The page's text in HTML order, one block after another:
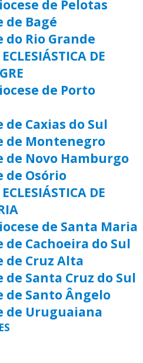
de Pelotas
de Bagé
do Rio Grande
DE
de Porto
de Caxias do Sul
de Montenegro
de Novo Hamburgo
de Osório
DE
de Santa Maria
de Cachoeira do Sul
de Cruz Alta
de Santa Cruz do Sul
de Santo Ângelo
de Uruguaiana